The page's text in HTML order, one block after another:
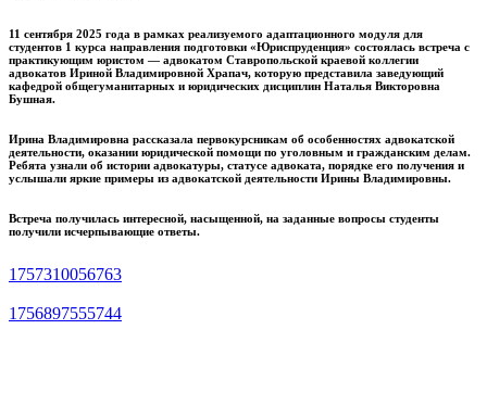
11 сентября 2025 года в рамках реализуемого адаптационного модуля для
студентов 1 курса направления подготовки «Юриспруденция» состоялась встреча с
практикующим юристом — адвокатом Ставропольской краевой коллегии
адвокатов Ириной Владимировной Храпач, которую представила заведующий
кафедрой общегуманитарных и юридических дисциплин Наталья Викторовна
Бушная.
Ирина Владимировна рассказала первокурсникам об особенностях адвокатской
деятельности, оказании юридической помощи по уголовным и гражданским делам.
Ребята узнали об истории адвокатуры, статусе адвоката, порядке его получения и
услышали яркие примеры из адвокатской деятельности Ирины Владимировны.
Встреча получилась интересной, насыщенной, на заданные вопросы студенты
получили исчерпывающие ответы.
1757310056763
1756897555744